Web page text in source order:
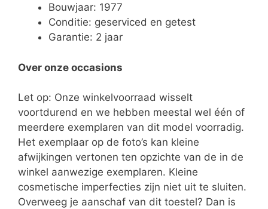
Bouwjaar: 1977
Conditie: geserviced en getest
Garantie: 2 jaar
Over onze occasions
Let op: Onze winkelvoorraad wisselt
voortdurend en we hebben meestal wel één of
meerdere exemplaren van dit model voorradig.
Het exemplaar op de foto’s kan kleine
afwijkingen vertonen ten opzichte van de in de
winkel aanwezige exemplaren. Kleine
cosmetische imperfecties zijn niet uit te sluiten.
Overweeg je aanschaf van dit toestel? Dan is